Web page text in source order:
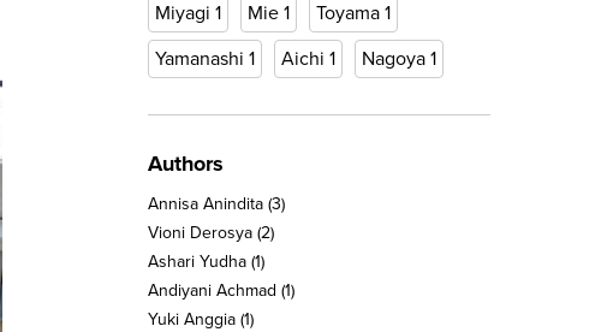
Miyagi 1 Mie 1 Toyama 1
Yamanashi 1 Aichi 1 Nagoya 1
Authors
Annisa Anindita (3)
Vioni Derosya (2)
Ashari Yudha (1)
Andiyani Achmad (1)
Yuki Anggia (1)